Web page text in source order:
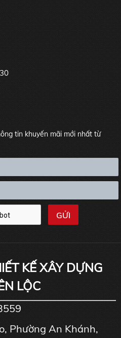
tin khuyến mãi mới nhất từ
KẾ XÂY DỰNG
LỘC
Phường An Khánh,